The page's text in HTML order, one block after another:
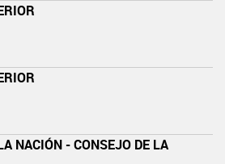
NACIÓN - CONSEJO DE LA